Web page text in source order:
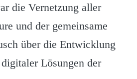
die Vernetzung aller
und der gemeinsame
über die Entwicklung
Lösungen der